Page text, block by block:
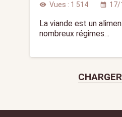
visibility Vues : 1 514 calendar_month 17/
La viande est un
nombreux régimes…